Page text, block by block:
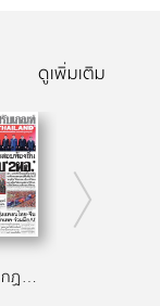
ดูเพิ่มเติม
23 กรกฏาคม 2569